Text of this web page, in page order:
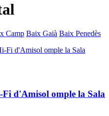
Camp Baix Gaià Baix Penedès
d'Amisol omple la Sala